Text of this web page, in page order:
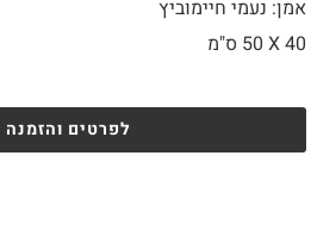
אמן: נעמי חיימוביץ
40 X
לפרטים והזמנה